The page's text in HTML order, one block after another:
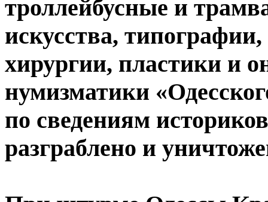
троллейбусные и
искусства,
хирургии, пластики и
нумизматики
по сведениям
разграблено и